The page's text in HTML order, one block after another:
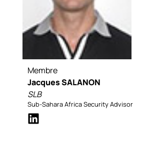
Membre
Jacques SALANON
SLB
Sub-Sahara Africa Security Advisor